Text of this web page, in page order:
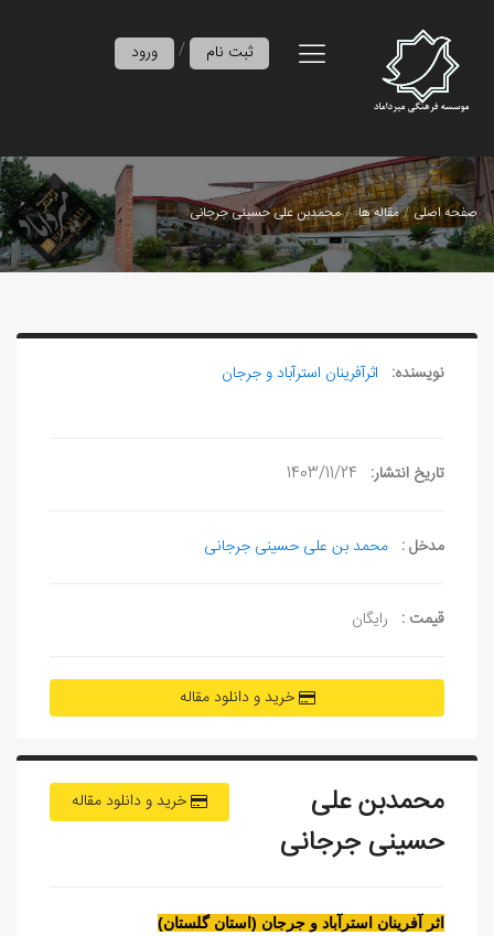
ورود / ثبت نام
صفحه اصلی مقاله ها محمدبن علی حسینی جرجانی
نویسنده: اثرآفرينان استرآباد و جرجان
تاریخ انتشار: 1403/11/24
مدخل : محمد بن علی حسینی جرجانی
قیمت : رایگان
خرید و دانلود مقاله
خرید و دانلود مقاله
محمدبن علی
حسینی جرجانی
اثر آفرينان استرآباد و جرجان (استان گلستان)